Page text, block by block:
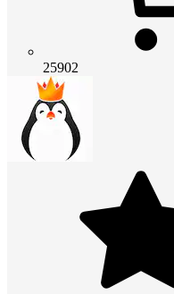
25902